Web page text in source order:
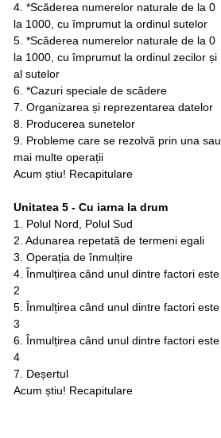
4. *Scăderea numerelor naturale de la 0
la 1000, cu împrumut la ordinul sutelor
5. *Scăderea numerelor naturale de la 0
la 1000, cu împrumut la ordinul zecilor și
al sutelor
6. *Cazuri speciale de scădere
7. Organizarea și reprezentarea datelor
8. Producerea sunetelor
9. Probleme care se rezolvă prin una sau
mai multe operații
Acum știu! Recapitulare
Unitatea 5 - Cu iarna la drum
1. Polul Nord, Polul Sud
2. Adunarea repetată de termeni egali
3. Operația de înmulțire
4. Înmulțirea când unul dintre factori este
2
5. Înmulțirea când unul dintre factori este
3
6. Înmulțirea când unul dintre factori este
4
7. Deșertul
Acum știu! Recapitulare